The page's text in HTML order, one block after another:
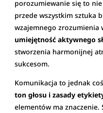
porozumiewanie się to
przede wszystkim sztuka
wzajemnego zrozumienia
umiejętność aktywnego
stworzenia harmonijnej
sukcesom.
Komunikacja to jednak
ton głosu i zasady
elementów ma znaczenie.